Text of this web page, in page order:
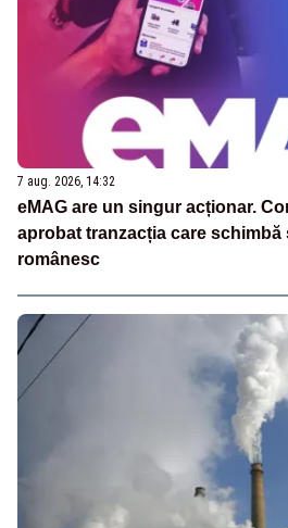
7 aug. 2026, 14:32
eMAG are un singur acționar.
aprobat tranzacția care
românesc